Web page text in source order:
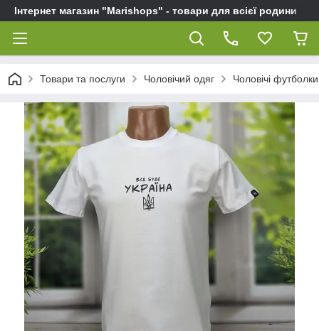
Інтернет магазин "Marishops" - товари для всієї родини
Товари та послуги Чоловічий одяг Чоловічі футболки